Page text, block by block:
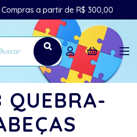
a partir de R$ 300,00
QUEBRA-